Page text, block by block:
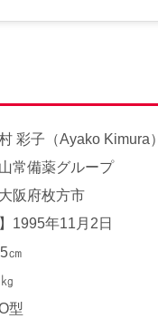
彩子（Ayako Kimura）
常備薬グループ
阪府枚方市
1995年11月2日
㎝
型